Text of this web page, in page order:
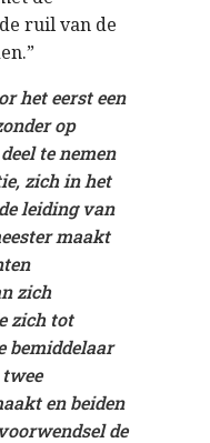
ruil van de
het eerst een
op
te nemen
zich in het
leiding van
maakt
zich
zich tot
bemiddelaar
en beiden
de